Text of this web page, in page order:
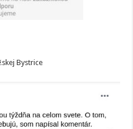
Bystrice